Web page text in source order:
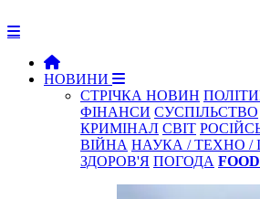
НОВИНИ
СТРІЧКА НОВИН
ФІНАНСИ СУСПІЛЬСТВО
КРИМІНАЛ СВІТ
ВІЙНА НАУКА / ТЕХНО /
ЗДОРОВ'Я ПОГОДА FOOD